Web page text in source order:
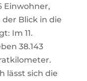
Einwohner,
Blick in die
Im 11.
38.143
lässt sich die